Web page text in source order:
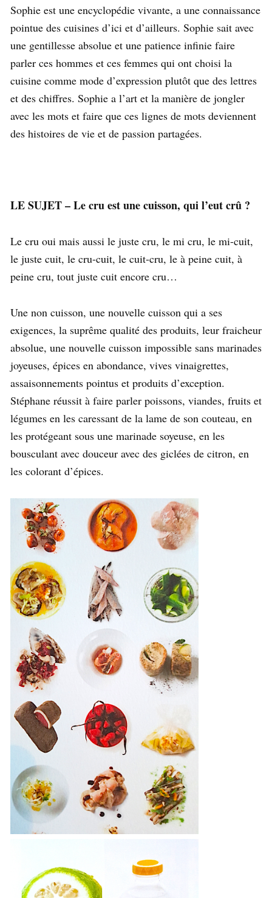
Sophie est une encyclopédie vivante, a une connaissance
pointue des cuisines d’ici et d’ailleurs. Sophie sait avec
une gentillesse absolue et une patience infinie faire
parler ces hommes et ces femmes qui ont choisi la
cuisine comme mode d’expression plutôt que des lettres
et des chiffres. Sophie a l’art et la manière de jongler
avec les mots et faire que ces lignes de mots deviennent
des histoires de vie et de passion partagées.
LE SUJET – Le cru est une cuisson, qui l’eut crû ?
Le cru oui mais aussi le juste cru, le mi cru, le mi-cuit,
le juste cuit, le cru-cuit, le cuit-cru, le à peine cuit, à
peine cru, tout juste cuit encore cru…
Une non cuisson, une nouvelle cuisson qui a ses
exigences, la suprême qualité des produits, leur fraicheur
absolue, une nouvelle cuisson impossible sans marinades
joyeuses, épices en abondance, vives vinaigrettes,
assaisonnements pointus et produits d’exception.
Stéphane réussit à faire parler poissons, viandes, fruits et
légumes en les caressant de la lame de son couteau, en
les protégeant sous une marinade soyeuse, en les
bousculant avec douceur avec des giclées de citron, en
les colorant d’épices.